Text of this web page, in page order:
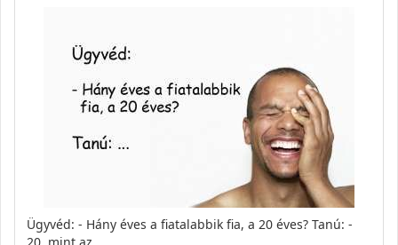
Ügyvéd: - Hány éves a fiatalabbik fia, a 20 éves? Tanú: -